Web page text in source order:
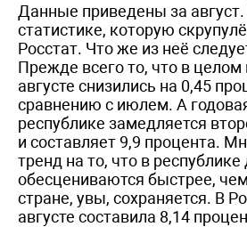
Данные приведены за
статистике, которую
Росстат. Что же из неё
Прежде всего то, что в
августе снизились на 0,45
сравнению с июлем. А
республике замедляется
и составляет 9,9 процента.
тренд на то, что в республике
обесцениваются быстрее,
стране, увы, сохраняется. В
августе составила 8,14